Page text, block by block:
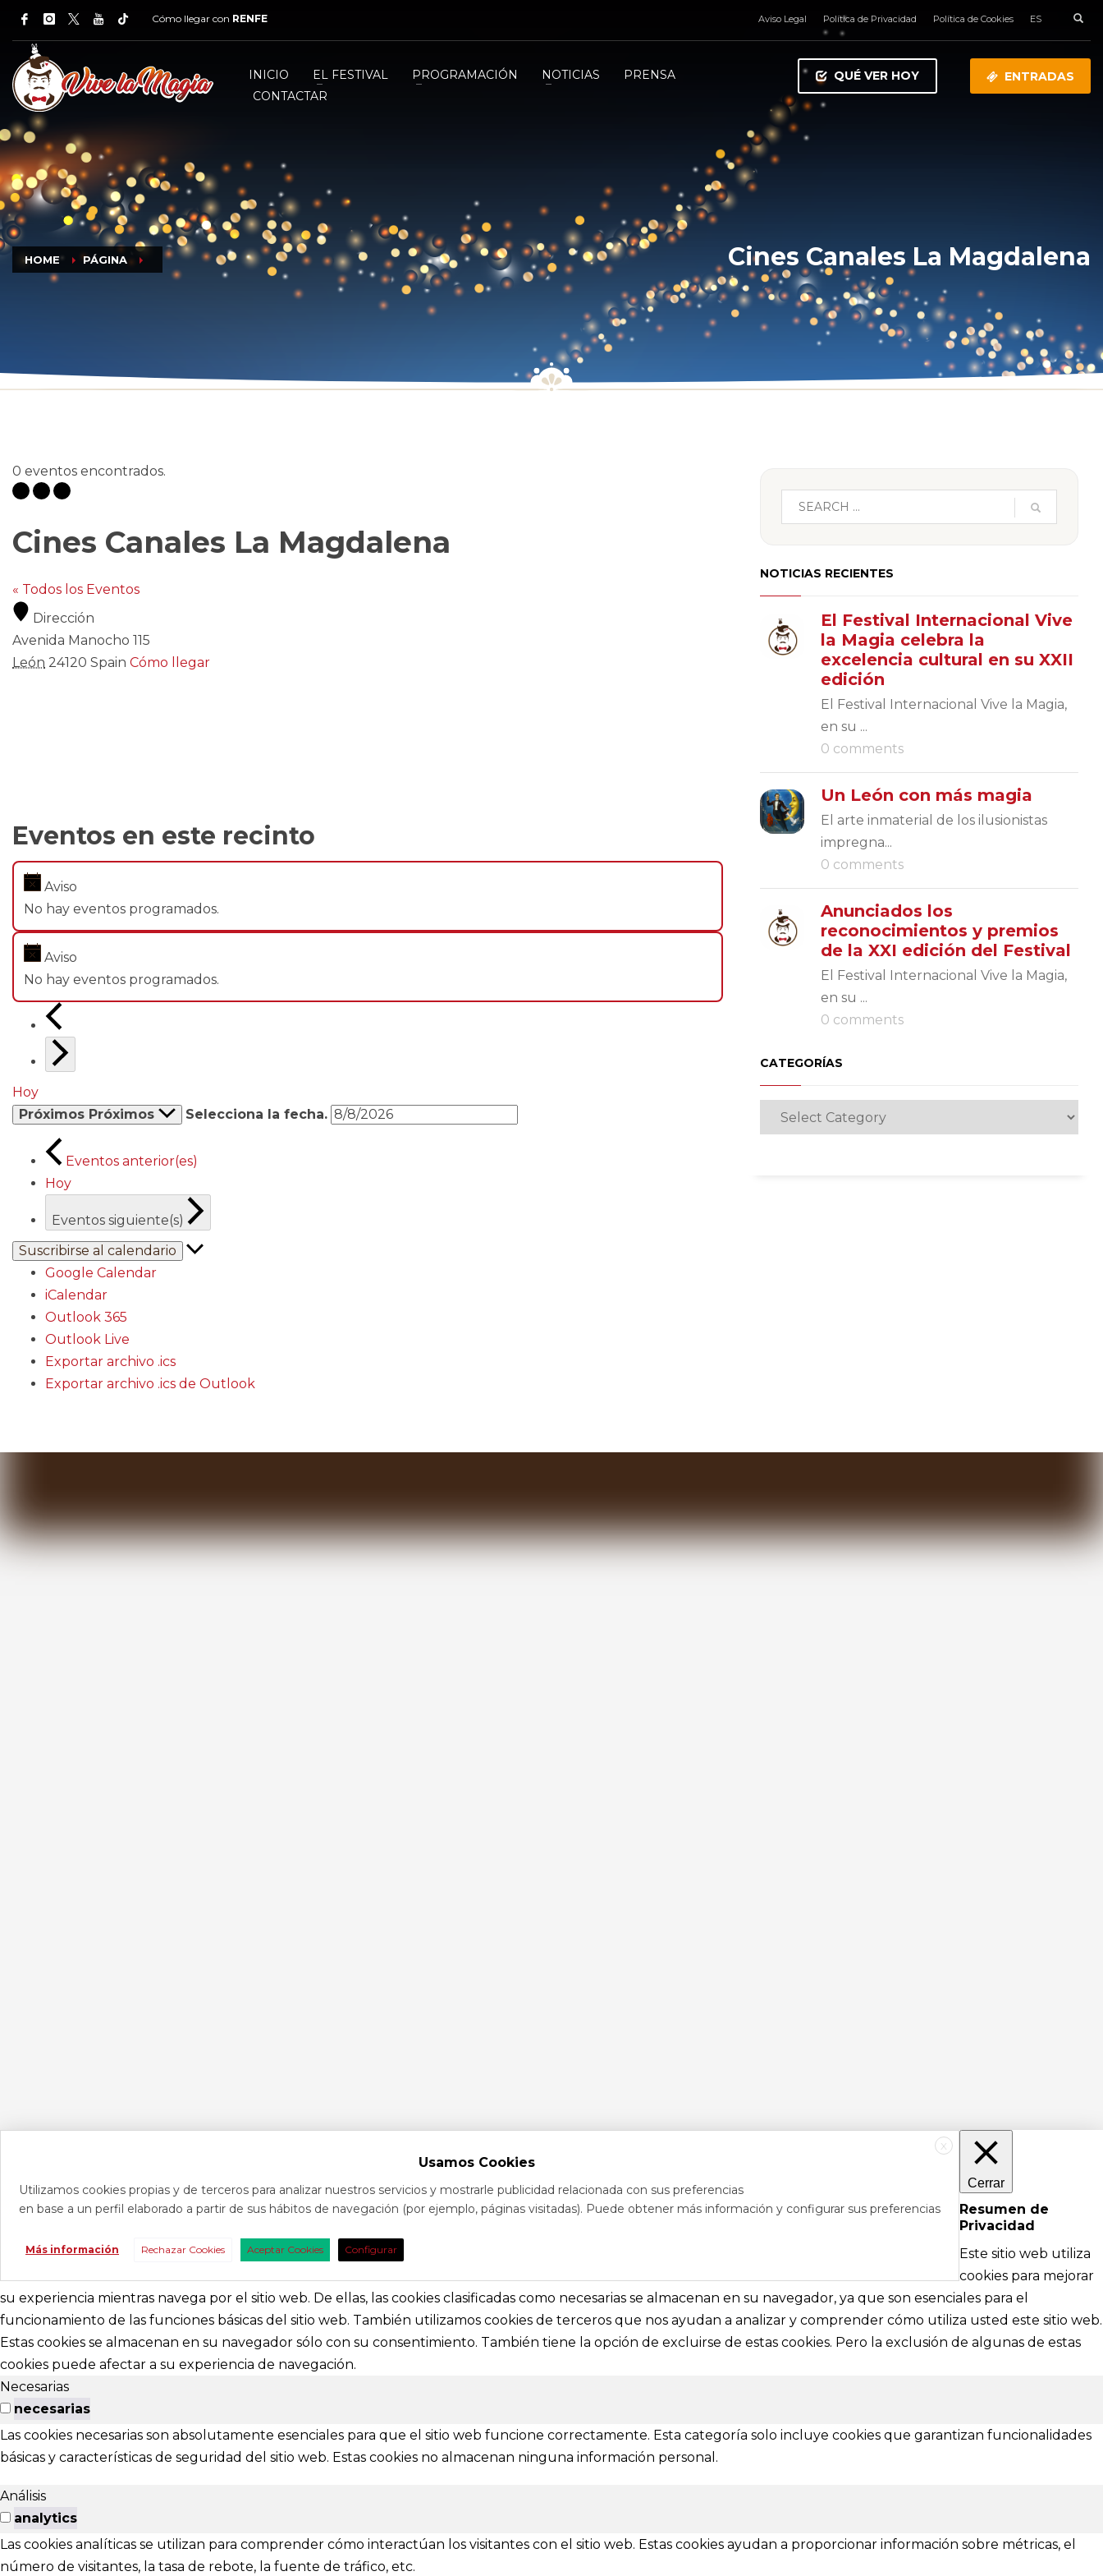
Cómo llegar con RENFE Aviso Legal Política de Privacidad Política de Cookies ES
INICIO EL FESTIVAL PROGRAMACIÓN NOTICIAS
PRENSA
CONTACTAR
QUÉ VER HOY ENTRADAS
HOME PÁGINA Cines Canales La Magdalena
0 eventos encontrados.
Cines Canales La Magdalena
« Todos los Eventos
Dirección
Avenida Manocho 115
León 24120 Spain Cómo llegar
Eventos en este recinto
Aviso
No hay eventos programados.
Aviso
No hay eventos programados.
Hoy
Próximos Próximos Selecciona la fecha.
Eventos anterior(es)
Hoy
Eventos siguiente(s)
Suscribirse al calendario
Google Calendar
iCalendar
Outlook 365
Outlook Live
Exportar archivo .ics
Exportar archivo .ics de Outlook
NOTICIAS RECIENTES
El Festival Internacional Vive
la Magia celebra la
excelencia cultural en su XXII
edición
El Festival Internacional Vive la Magia,
en su ...
0 comments
Un León con más magia
El arte inmaterial de los ilusionistas
impregna...
0 comments
Anunciados los
reconocimientos y premios
de la XXI edición del Festival
El Festival Internacional Vive la Magia,
en su ...
0 comments
CATEGORÍAS
Consúltanos sobre eventos y espectáculos o contacta con
nosotros para solictar información general
abracadabra@festivalvivelamagia.es
festivalvivelamagia.es
secciones e información
Inicio
El festival
Textos legales e información técnica sobre
nuestra web
Aviso Legal
Política de Privacidad
Ponferrada Ávila
X
Usamos Cookies
Utilizamos cookies propias y de terceros para analizar nuestros servicios y mostrarle publicidad relacionada con sus preferencias
en base a un perfil elaborado a partir de sus hábitos de navegación (por ejemplo, páginas visitadas). Puede obtener más información y configurar sus preferencias
Más información Rechazar Cookies Aceptar Cookies Configurar
Cerrar
Resumen de
Privacidad
Este sitio web utiliza
cookies para mejorar
su experiencia mientras navega por el sitio web. De ellas, las cookies clasificadas como necesarias se almacenan en su navegador, ya que son esenciales para el
funcionamiento de las funciones básicas del sitio web. También utilizamos cookies de terceros que nos ayudan a analizar y comprender cómo utiliza usted este sitio web.
Estas cookies se almacenan en su navegador sólo con su consentimiento. También tiene la opción de excluirse de estas cookies. Pero la exclusión de algunas de estas
cookies puede afectar a su experiencia de navegación.
Necesarias
necesarias
Las cookies necesarias son absolutamente esenciales para que el sitio web funcione correctamente. Esta categoría solo incluye cookies que garantizan funcionalidades
básicas y características de seguridad del sitio web. Estas cookies no almacenan ninguna información personal.
Análisis
analytics
Las cookies analíticas se utilizan para comprender cómo interactúan los visitantes con el sitio web. Estas cookies ayudan a proporcionar información sobre métricas, el
número de visitantes, la tasa de rebote, la fuente de tráfico, etc.